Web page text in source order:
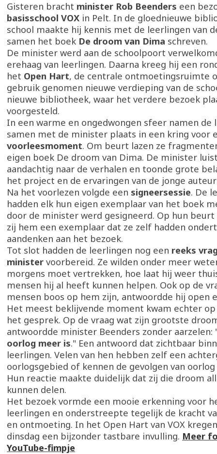
Gisteren bracht minister Rob Beenders een
basisschool VOX in Pelt. In de gloednieuwe
school maakte hij kennis met de leerlingen van
samen het boek De droom van Dima schreven.
De minister werd aan de schoolpoort
erehaag van leerlingen. Daarna kreeg hij een
het Open Hart, de centrale ontmoetingsruimte
gebruik genomen nieuwe verdieping van de
nieuwe bibliotheek, waar het verdere bezoek
voorgesteld.
In een warme en ongedwongen sfeer namen de
samen met de minister plaats in een kring voor
voorleesmoment. Om beurt lazen ze
eigen boek De droom van Dima. De minister
aandachtig naar de verhalen en toonde grote
het project en de ervaringen van de jonge
Na het voorlezen volgde een signeersessie. De
hadden elk hun eigen exemplaar van het boek
door de minister werd gesigneerd. Op hun
zij hem een exemplaar dat ze zelf hadden
aandenken aan het bezoek.
Tot slot hadden de leerlingen nog een reeks
minister voorbereid. Ze wilden onder meer
morgens moet vertrekken, hoe laat hij weer
mensen hij al heeft kunnen helpen. Ook op de
mensen boos op hem zijn, antwoordde hij open
Het meest beklijvende moment kwam echter
het gesprek. Op de vraag wat zijn grootste
antwoordde minister Beenders zonder aarzelen:
oorlog meer is." Een antwoord dat zichtbaar
leerlingen. Velen van hen hebben zelf een
oorlogsgebied of kennen de gevolgen van
Hun reactie maakte duidelijk dat zij die droom
kunnen delen.
Het bezoek vormde een mooie erkenning voor
leerlingen en onderstreepte tegelijk de kracht
en ontmoeting. In het Open Hart van VOX
dinsdag een bijzonder tastbare invulling. Meer
YouTube-fimpje